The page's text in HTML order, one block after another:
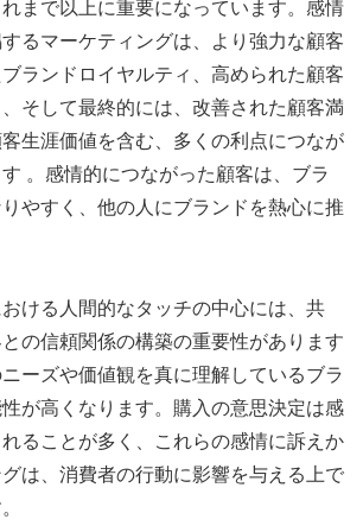
まで以上に重要になっています。感情
るマーケティングは、より強力な顧客
ランドロイヤルティ、高められた顧客
そして最終的には、改善された顧客満
生涯価値を含む、多くの利点につなが
。感情的につながった顧客は、ブラ
やすく、他の人にブランドを熱心に推
ける人間的なタッチの中心には、共
の信頼関係の構築の重要性があります
ーズや価値観を真に理解しているブラ
が高くなります。購入の意思決定は感
ることが多く、これらの感情に訴えか
は、消費者の行動に影響を与える上で